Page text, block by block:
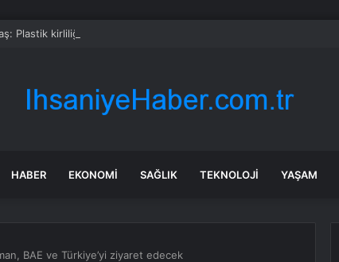
Plastik kirliliğine karşı yeni bir seferberlik başlatıyoruz
HABER EKONOMI SAĞLIK TEKNOLOJI YAŞAM
BAE ve Türkiye’yi ziyaret edecek